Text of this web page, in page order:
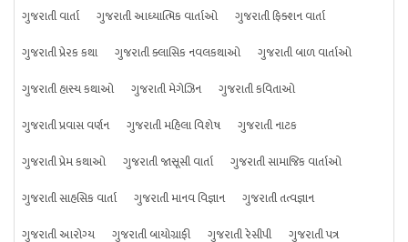
ગુજરાતી વાર્તા ગુજરાતી આધ્યાત્મિક વાર્તાઓ
ગુજરાતી ફિક્શન વાર્તા
ગુજરાતી પ્રેરક કથા
ગુજરાતી ક્લાસિક નવલકથાઓ
ગુજરાતી બાળ વાર્તાઓ
ગુજરાતી હાસ્ય કથાઓ
ગુજરાતી મેગેઝિન
ગુજરાતી કવિતાઓ
ગુજરાતી પ્રવાસ વર્ણન
ગુજરાતી મહિલા વિશેષ
ગુજરાતી નાટક
ગુજરાતી પ્રેમ કથાઓ
ગુજરાતી જાસૂસી વાર્તા
ગુજરાતી સામાજિક વાર્તાઓ
ગુજરાતી સાહસિક વાર્તા
ગુજરાતી માનવ વિજ્ઞાન
ગુજરાતી તત્વજ્ઞાન
ગુજરાતી આરોગ્ય
ગુજરાતી બાયોગ્રાફી ગુજરાતી રેસીપી ગુજરાતી પત્ર